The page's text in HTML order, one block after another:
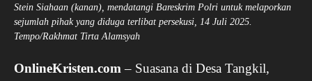
Stein Siahaan (kanan), mendatangi Bareskrim Polri untuk melaporkan
sejumlah pihak yang diduga terlibat persekusi, 14 Juli 2025.
Tempo/Rakhmat Tirta Alamsyah
OnlineKristen.com – Suasana di Desa Tangkil,